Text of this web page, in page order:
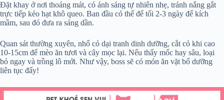
Đặt khay ở nơi thoáng mát, có ánh sáng tự nhiên nhẹ, tránh nắng gắt
trực tiếp kẻo hạt khô queo. Ban đầu có thể để tối 2-3 ngày để kích
mầm, sau đó đưa ra sáng dần.
Quan sát thường xuyên, nhổ cỏ dại tranh dinh dưỡng, cắt cỏ khi cao
10-15cm để mèo ăn tươi và cây mọc lại. Nếu thấy mốc hay sâu, loại
bỏ ngay và trồng lô mới. Như vậy, boss sẽ có món ăn vặt bổ dưỡng
liên tục đấy!